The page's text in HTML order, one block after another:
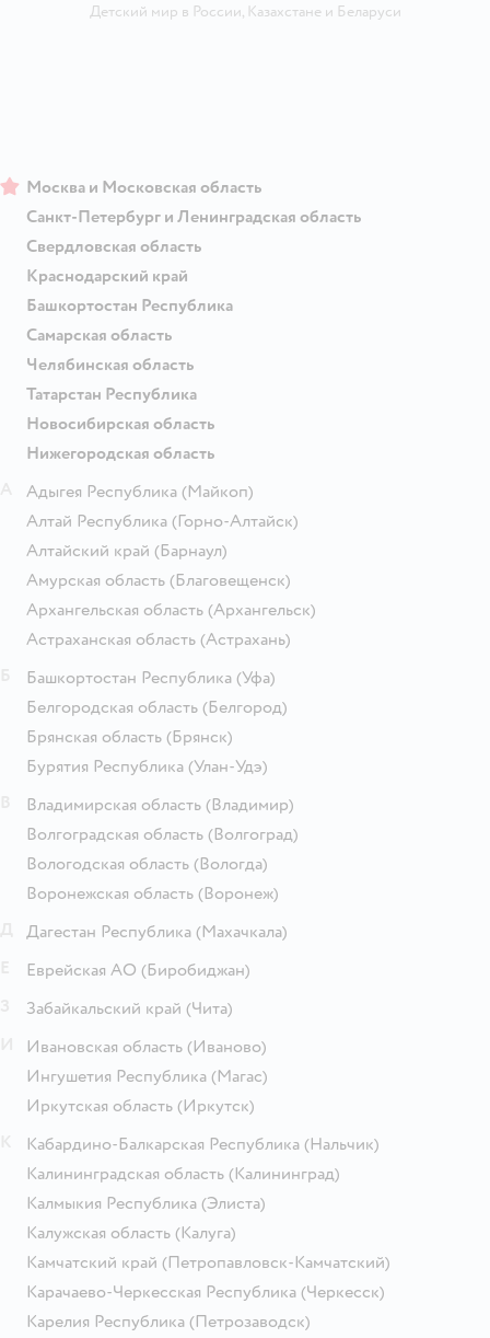
Детский мир в России, Казахстанеи Беларуси
Москва и Московская область
Санкт-Петербург и Ленинградская область
Свердловская область
Краснодарский край
Башкортостан Республика
Самарская область
Челябинская область
Татарстан Республика
Новосибирская область
Нижегородская область
Адыгея Республика (Майкоп)
Алтай Республика (Горно-Алтайск)
Алтайский край (Барнаул)
Амурская область (Благовещенск)
Архангельская область (Архангельск)
Астраханская область (Астрахань)
Башкортостан Республика (Уфа)
Белгородская область (Белгород)
Брянская область (Брянск)
Бурятия Республика (Улан-Удэ)
Владимирская область (Владимир)
Волгоградская область (Волгоград)
Вологодская область (Вологда)
Воронежская область (Воронеж)
Дагестан Республика (Махачкала)
Еврейская АО (Биробиджан)
Забайкальский край (Чита)
Ивановская область (Иваново)
Ингушетия Республика (Магас)
Иркутская область (Иркутск)
Кабардино-Балкарская Республика (Нальчик)
Калининградская область (Калининград)
Калмыкия Республика (Элиста)
Калужская область (Калуга)
Камчатский край (Петропавловск-Камчатский)
Карачаево-Черкесская Республика (Черкесск)
Карелия Республика (Петрозаводск)